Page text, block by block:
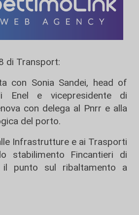
di Transport:
con Sonia Sandei, head of
Enel e vicepresidente di
con delega al Pnrr e alla
del porto.
Infrastrutture e ai Trasporti
stabilimento Fincantieri di
il punto sul ribaltamento a